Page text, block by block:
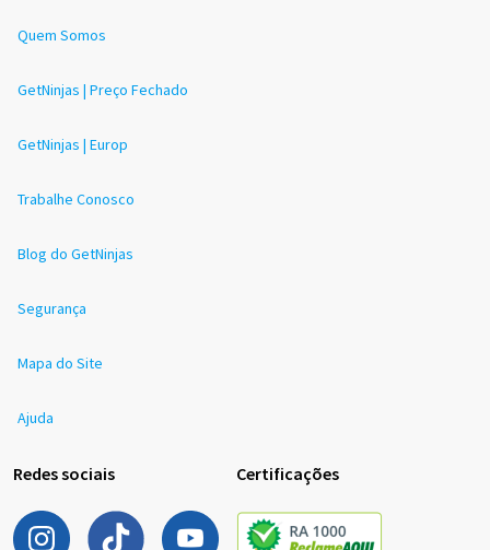
Quem Somos
GetNinjas | Preço Fechado
GetNinjas | Europ
Trabalhe Conosco
Blog do GetNinjas
Segurança
Mapa do Site
Ajuda
Redes sociais Certificações